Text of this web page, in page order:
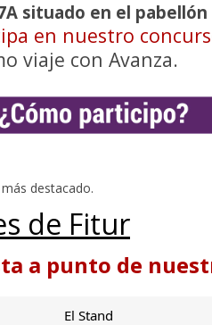
situado en el pabellón
en nuestro
viaje con Avanza.
destacado.
de Fitur
a punto de
El Stand